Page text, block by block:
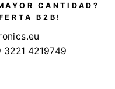
CANTIDAD?
B2B!
4219749